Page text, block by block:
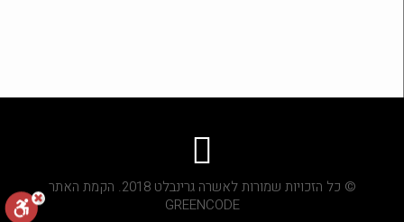
© כל הזכויות שמורות לאשרה גרינבלט 2018. הקמת האתר
GREENCODE